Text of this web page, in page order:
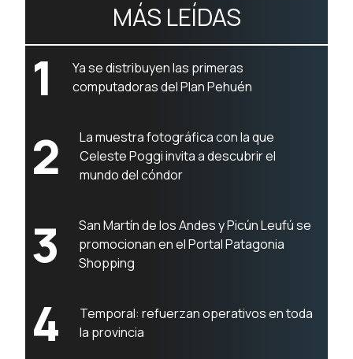
MÁS LEÍDAS
1
Ya se distribuyen las primeras
computadoras del Plan Pehuén
2
La muestra fotográfica con la que
Celeste Poggi invita a descubrir el
mundo del cóndor
3
San Martín de los Andes y Picún Leufú se
promocionan en el Portal Patagonia
Shopping
4
Temporal: refuerzan operativos en toda
la provincia